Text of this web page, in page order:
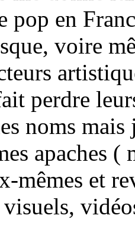
pop en
voire
perdre
noms
apaches
mêmes et